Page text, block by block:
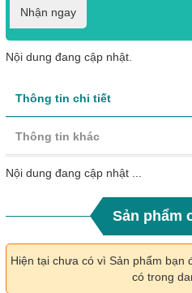
Nhận ngay
Nội dung đang cập nhật.
Thông tin chi tiết
Thông tin khác
Nội dung đang cập nhật ...
Sản phẩm
Hiện tại chưa có vì Sản phẩm bạn
có trong